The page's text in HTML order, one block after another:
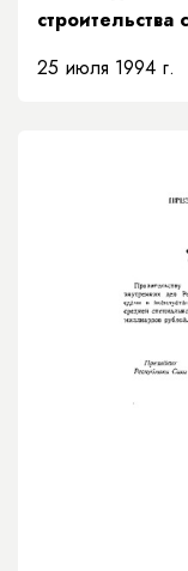
25 июля 1994 г.